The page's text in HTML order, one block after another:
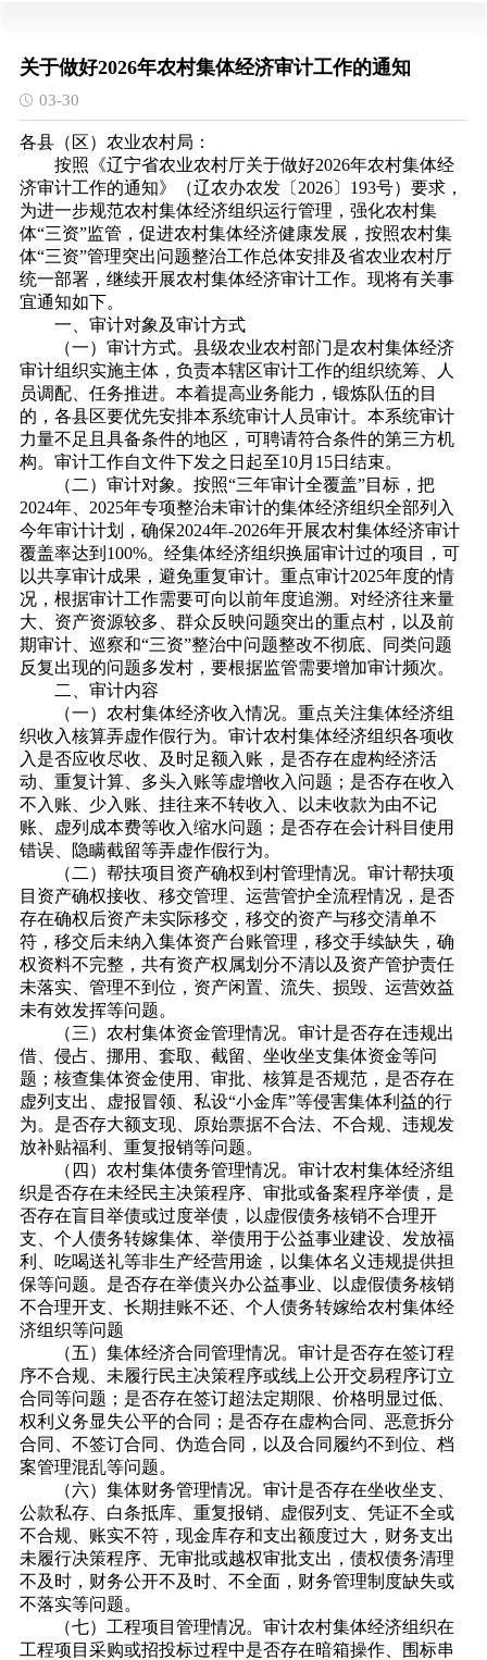
关于做好2026年农村集体经济审计工作的通知
03-30
各县（区）农业农村局：
按照《辽宁省农业农村厅关于做好2026年农村集体经
济审计工作的通知》（辽农办农发〔2026〕193号）要求，
为进一步规范农村集体经济组织运行管理，强化农村集
体“三资”监管，促进农村集体经济健康发展，按照农村集
体“三资”管理突出问题整治工作总体安排及省农业农村厅
统一部署，继续开展农村集体经济审计工作。现将有关事
宜通知如下。
一、审计对象及审计方式
（一）审计方式。县级农业农村部门是农村集体经济
审计组织实施主体，负责本辖区审计工作的组织统筹、人
员调配、任务推进。本着提高业务能力，锻炼队伍的目
的，各县区要优先安排本系统审计人员审计。本系统审计
力量不足且具备条件的地区，可聘请符合条件的第三方机
构。审计工作自文件下发之日起至10月15日结束。
（二）审计对象。按照“三年审计全覆盖”目标，把
2024年、2025年专项整治未审计的集体经济组织全部列入
今年审计计划，确保2024年-2026年开展农村集体经济审计
覆盖率达到100%。经集体经济组织换届审计过的项目，可
以共享审计成果，避免重复审计。重点审计2025年度的情
况，根据审计工作需要可向以前年度追溯。对经济往来量
大、资产资源较多、群众反映问题突出的重点村，以及前
期审计、巡察和“三资”整治中问题整改不彻底、同类问题
反复出现的问题多发村，要根据监管需要增加审计频次。
二、审计内容
（一）农村集体经济收入情况。重点关注集体经济组
织收入核算弄虚作假行为。审计农村集体经济组织各项收
入是否应收尽收、及时足额入账，是否存在虚构经济活
动、重复计算、多头入账等虚增收入问题；是否存在收入
不入账、少入账、挂往来不转收入、以未收款为由不记
账、虚列成本费等收入缩水问题；是否存在会计科目使用
错误、隐瞒截留等弄虚作假行为。
（二）帮扶项目资产确权到村管理情况。审计帮扶项
目资产确权接收、移交管理、运营管护全流程情况，是否
存在确权后资产未实际移交，移交的资产与移交清单不
符，移交后未纳入集体资产台账管理，移交手续缺失，确
权资料不完整，共有资产权属划分不清以及资产管护责任
未落实、管理不到位，资产闲置、流失、损毁、运营效益
未有效发挥等问题。
（三）农村集体资金管理情况。审计是否存在违规出
借、侵占、挪用、套取、截留、坐收坐支集体资金等问
题；核查集体资金使用、审批、核算是否规范，是否存在
虚列支出、虚报冒领、私设“小金库”等侵害集体利益的行
为。是否存大额支现、原始票据不合法、不合规、违规发
放补贴福利、重复报销等问题。
（四）农村集体债务管理情况。审计农村集体经济组
织是否存在未经民主决策程序、审批或备案程序举债，是
否存在盲目举债或过度举债，以虚假债务核销不合理开
支、个人债务转嫁集体、举债用于公益事业建设、发放福
利、吃喝送礼等非生产经营用途，以集体名义违规提供担
保等问题。是否存在举债兴办公益事业、以虚假债务核销
不合理开支、长期挂账不还、个人债务转嫁给农村集体经
济组织等问题
（五）集体经济合同管理情况。审计是否存在签订程
序不合规、未履行民主决策程序或线上公开交易程序订立
合同等问题；是否存在签订超法定期限、价格明显过低、
权利义务显失公平的合同；是否存在虚构合同、恶意拆分
合同、不签订合同、伪造合同，以及合同履约不到位、档
案管理混乱等问题。
（六）集体财务管理情况。审计是否存在坐收坐支、
公款私存、白条抵库、重复报销、虚假列支、凭证不全或
不合规、账实不符，现金库存和支出额度过大，财务支出
未履行决策程序、无审批或越权审批支出，债权债务清理
不及时，财务公开不及时、不全面，财务管理制度缺失或
不落实等问题。
（七）工程项目管理情况。审计农村集体经济组织在
工程项目采购或招投标过程中是否存在暗箱操作、围标串